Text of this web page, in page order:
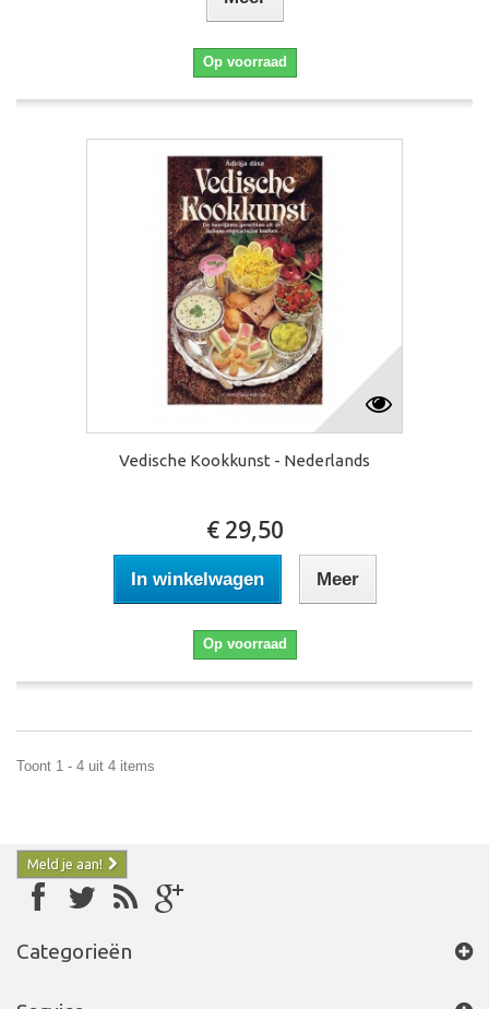
Op voorraad
Vedische Kookkunst - Nederlands
€ 29,50
In winkelwagen Meer
Op voorraad
Toont 1 - 4 uit 4 items
Meld je aan!
Categorieën